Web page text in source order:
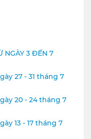
NGÀY 3 ĐẾN 7
27 - 31 tháng 7
20 - 24 tháng 7
13 - 17 tháng 7